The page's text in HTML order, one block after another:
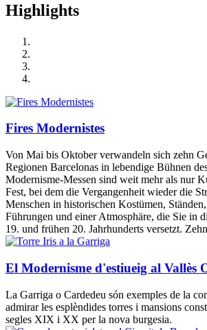
Highlights
Fires Modernistes
Von Mai bis Oktober verwandeln sich zehn
Regionen Barcelonas in lebendige Bühnen
Modernisme-Messen sind weit mehr als nur
Fest, bei dem die Vergangenheit wieder die
Menschen in historischen Kostümen,
Führungen und einer Atmosphäre, die Sie in
19. und frühen 20. Jahrhunderts versetzt.
El Modernisme d'estiueig al Vallès
La Garriga o Cardedeu són exemples de la
admirar les esplèndides torres i mansions
segles XIX i XX per la nova burgesia.